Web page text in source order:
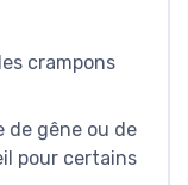
crampons
de gêne ou de
pour certains